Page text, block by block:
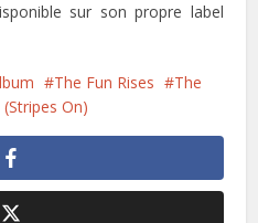
sur son propre label
The Fun Rises
The
(Stripes On)